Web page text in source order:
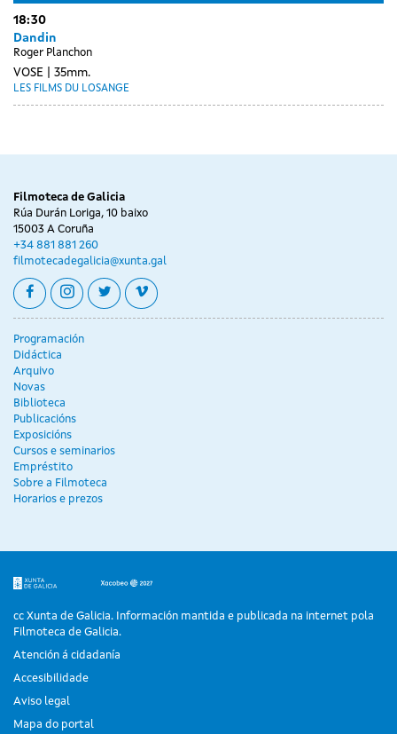
18:30
Dandin
Roger Planchon
VOSE 35mm.
LES FILMS DU LOSANGE
Filmoteca de Galicia
Rúa Durán Loriga, 10 baixo
15003 A Coruña
+34 881 881 260
filmotecadegalicia@xunta.gal
facebookinstagram
twittervimeo
Programación
Didáctica
Arquivo
Novas
Biblioteca
Publicacións
Exposicións
Cursos e seminarios
Empréstito
Sobre a Filmoteca
Horarios e prezos
cc Xunta de Galicia. Información mantida e publicada na internet pola
Filmoteca de Galicia.
Atención á cidadanía
Accesibilidade
Aviso legal
Mapa do portal